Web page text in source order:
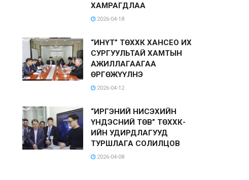
ХАМРАГДЛАА
2026-04-18
“ИНҮТ” ТӨХХК ХАНСЕО ИХ
СУРГУУЛЬТАЙ ХАМТЫН
АЖИЛЛАГААГАА
ӨРГӨЖҮҮЛНЭ
2026-04-12
“ИРГЭНИЙ НИСЭХИЙН
ҮНДЭСНИЙ ТӨВ” ТӨХХК-
ИЙН УДИРДЛАГУУД
ТУРШЛАГА СОЛИЛЦОВ
2026-04-08